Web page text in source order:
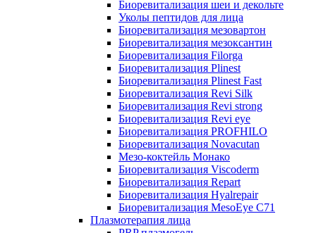
Биоревитализация шеи и декольте
Уколы пептидов для лица
Биоревитализация мезовартон
Биоревитализация мезоксантин
Биоревитализация Filorga
Биоревитализация Plinest
Биоревитализация Plinest Fast
Биоревитализация Revi Silk
Биоревитализация Revi strong
Биоревитализация Revi eye
Биоревитализация PROFHILO
Биоревитализация Novacutan
Мезо-коктейль Монако
Биоревитализация Viscoderm
Биоревитализация Repart
Биоревитализация Hyalrepair
Биоревитализация MesoEye C71
Плазмотерапия лица